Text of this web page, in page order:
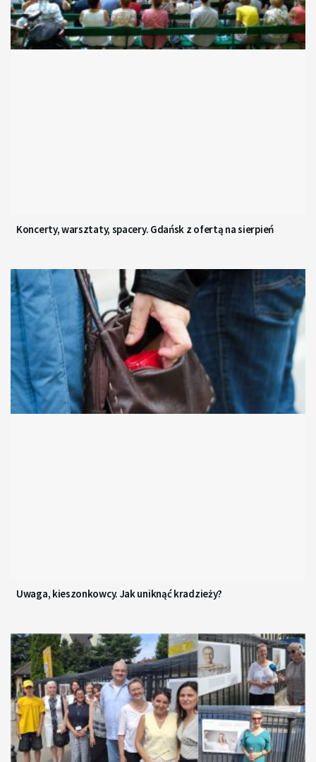
Koncerty, warsztaty, spacery. Gdańsk z ofertą na sierpień
Uwaga, kieszonkowcy. Jak uniknąć kradzieży?